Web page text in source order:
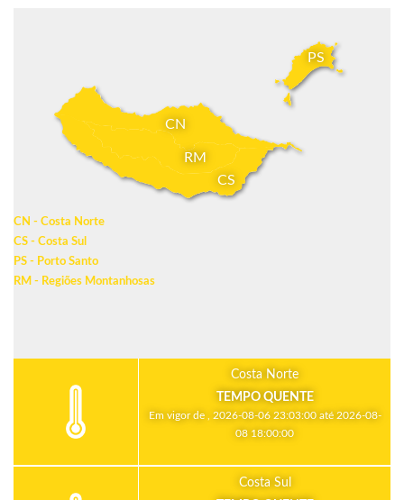
CN
CS
PS
RM
CN - Costa Norte
CS - Costa Sul
PS - Porto Santo
RM - Regiões Montanhosas
Costa Norte
TEMPO QUENTE
Em vigor de , 2026-08-06 23:03:00 até 2026-08-
08 18:00:00
Costa Sul